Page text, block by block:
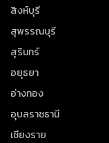
สิงห์บุรี
สุพรรณบุรี
สุรินทร์
อยุธยา
อ่างทอง
อุบลราชธานี
เชียงราย